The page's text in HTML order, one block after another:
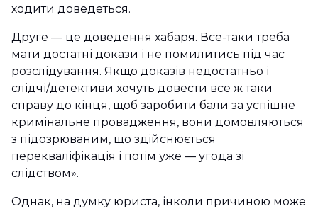
ходити доведеться.
Друге — це доведення хабаря. Все-таки треба
мати достатні докази і не помилитись під час
розслідування. Якщо доказів недостатньо і
слідчі/детективи хочуть довести все ж таки
справу до кінця, щоб заробити бали за успішне
кримінальне провадження, вони домовляються
з підозрюваним, що здійснюється
перекваліфікація і потім уже — угода зі
слідством».
Однак, на думку юриста, інколи причиною може